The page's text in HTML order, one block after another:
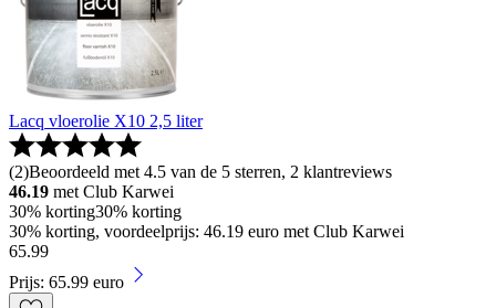
Lacq vloerolie X10 2,5 liter
(2)Beoordeeld met 4.5 van de 5 sterren, 2 klantreviews
46.19 met Club Karwei
30% korting30% korting
30% korting, voordeelprijs: 46.19 euro met Club Karwei
65.99
Prijs: 65.99 euro